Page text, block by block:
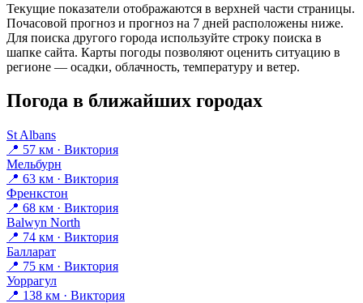
Текущие показатели отображаются в верхней части страницы.
Почасовой прогноз и прогноз на 7 дней расположены ниже.
Для поиска другого города используйте строку поиска в
шапке сайта. Карты погоды позволяют оценить ситуацию в
регионе — осадки, облачность, температуру и ветер.
Погода в ближайших городах
St Albans
📍 57 км · Виктория
Мельбурн
📍 63 км · Виктория
Френкстон
📍 68 км · Виктория
Balwyn North
📍 74 км · Виктория
Балларат
📍 75 км · Виктория
Уоррагул
📍 138 км · Виктория